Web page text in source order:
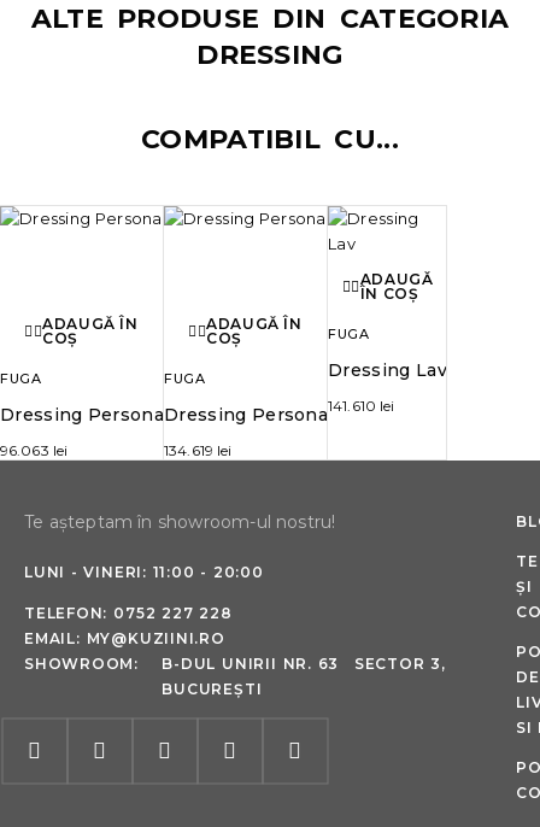
ALTE PRODUSE DIN CATEGORIA
DRESSING
COMPATIBIL CU...
ADAUGĂ ÎN
COȘ
FUGA
Dressing Persona
96.063 lei
ADAUGĂ ÎN
COȘ
FUGA
Dressing Persona
134.619 lei
ADAUGĂ
ÎN COȘ
FUGA
Dressing Lav
141.610 lei
Te așteptam în showroom-ul nostru!
LUNI - VINERI: 11:00 - 20:00
TELEFON: 0752 227 228
EMAIL: MY@KUZIINI.RO
SHOWROOM:
B-DUL UNIRII NR. 63 SECTOR 3,
BUCUREȘTI
ȘI
DE
SI